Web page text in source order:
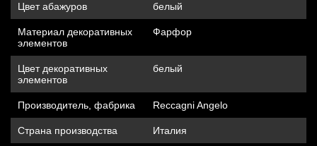
Цвет абажуров белый
Материал декоративных
элементов
Фарфор
Цвет декоративных
элементов
белый
Производитель, фабрика Reccagni Angelo
Страна производства Италия